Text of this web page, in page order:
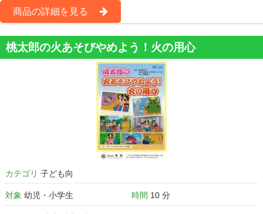
商品の詳細を見る
桃太郎の火あそびやめよう！火の用心
カテゴリ 子ども向
対象 幼児・小学生 時間 10 分